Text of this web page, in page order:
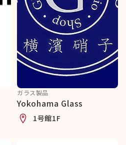
ガラス製品
Yokohama Glass
1号館1F